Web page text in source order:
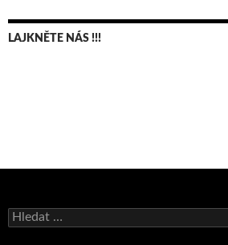
LAJKNĚTE NÁS !!!
Vyhledávání
Andy Appleton obhájil dlouhodrážní titul!